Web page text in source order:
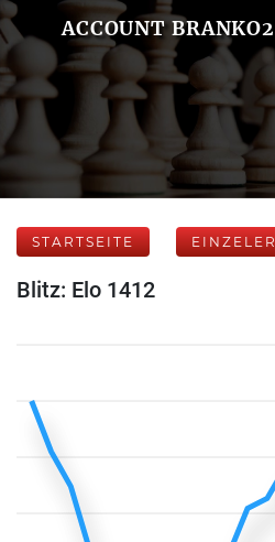
ACCOUNT
STARTSEITE
Blitz: Elo 1412